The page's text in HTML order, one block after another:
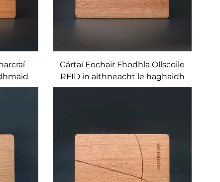
do
Cártaí Eochair Fhodhla Ollscoile
RFID in aithneacht le haghaidh
úsáide gnó, Fuascailte 13.56MHz